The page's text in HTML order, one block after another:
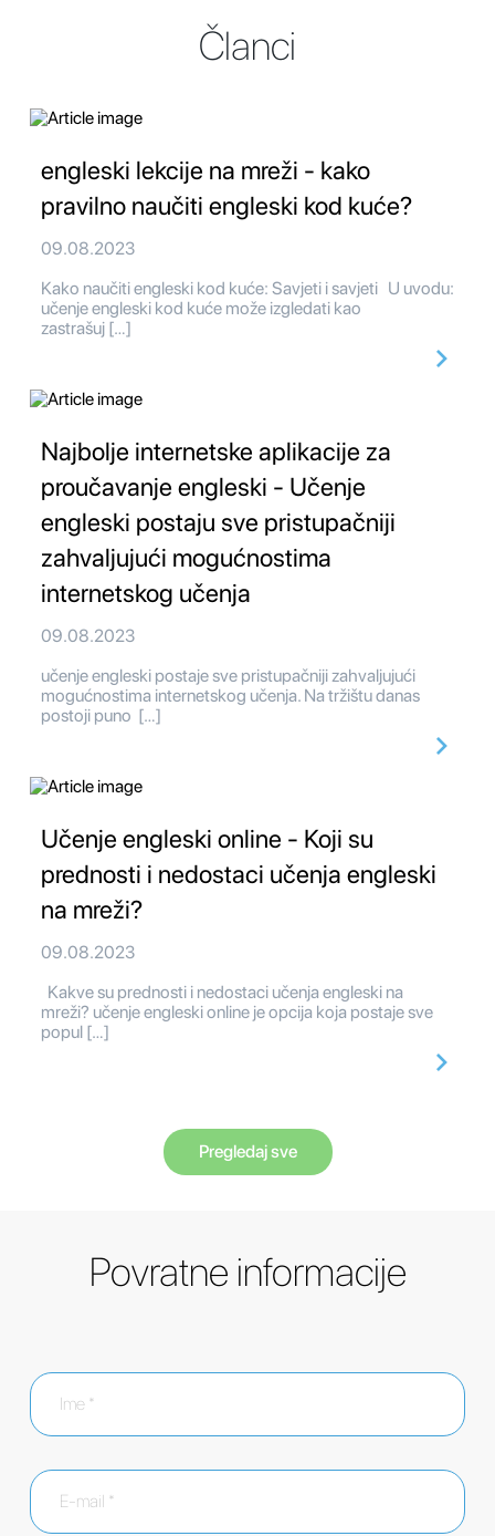
Članci
engleski lekcije na mreži - kako
pravilno naučiti engleski kod kuće?
09.08.2023
Kako naučiti engleski kod kuće: Savjeti i savjeti U uvodu:
učenje engleski kod kuće može izgledati kao
zastrašuj […]
Najbolje internetske aplikacije za
proučavanje engleski - Učenje
engleski postaju sve pristupačniji
zahvaljujući mogućnostima
internetskog učenja
09.08.2023
učenje engleski postaje sve pristupačniji zahvaljujući
mogućnostima internetskog učenja. Na tržištu danas
postoji puno […]
Učenje engleski online - Koji su
prednosti i nedostaci učenja engleski
na mreži?
09.08.2023
Kakve su prednosti i nedostaci učenja engleski na
mreži? učenje engleski online je opcija koja postaje sve
popul […]
Pregledaj sve
Povratne informacije